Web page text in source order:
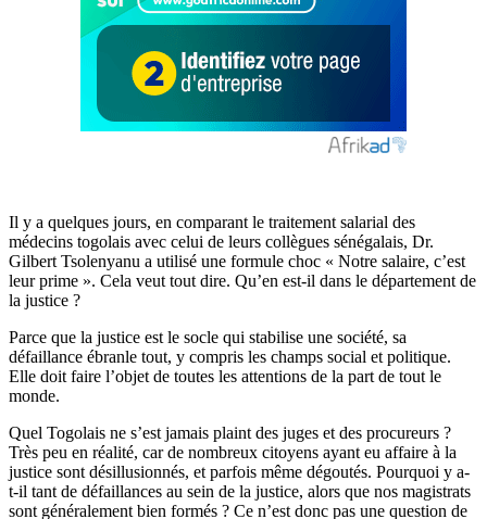
Il y a quelques jours, en comparant le traitement salarial des
médecins togolais avec celui de leurs collègues sénégalais, Dr.
Gilbert Tsolenyanu a utilisé une formule choc « Notre salaire, c’est
leur prime ». Cela veut tout dire. Qu’en est-il dans le département de
la justice ?
Parce que la justice est le socle qui stabilise une société, sa
défaillance ébranle tout, y compris les champs social et politique.
Elle doit faire l’objet de toutes les attentions de la part de tout le
monde.
Quel Togolais ne s’est jamais plaint des juges et des procureurs ?
Très peu en réalité, car de nombreux citoyens ayant eu affaire à la
justice sont désillusionnés, et parfois même dégoutés. Pourquoi y a-
t-il tant de défaillances au sein de la justice, alors que nos magistrats
sont généralement bien formés ? Ce n’est donc pas une question de